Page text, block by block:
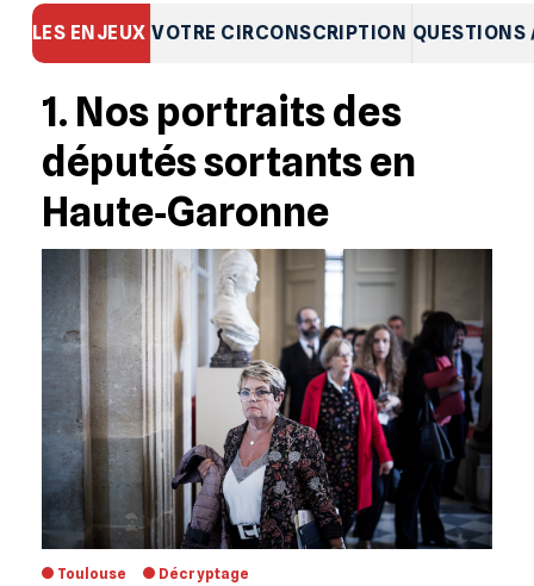
LES ENJEUX VOTRE CIRCONSCRIPTION QUESTIONS
1. Nos portraits des
députés sortants en
Haute‐Garonne
Toulouse Décryptage